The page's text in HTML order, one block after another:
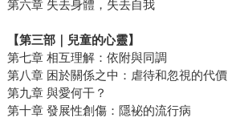
第六章 失去身體，失去自我
【第三部｜兒童的心靈】
第七章 相互理解：依附與同調
第八章 困於關係之中：虐待和忽視的代價
第九章 與愛何干？
第十章 發展性創傷：隱袐的流行病